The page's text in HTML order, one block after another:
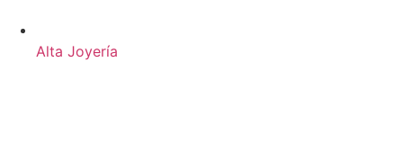
Alta Joyería